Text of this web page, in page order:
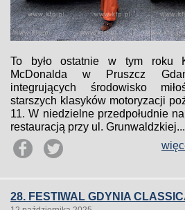
To było ostatnie w tym roku
McDonalda w Pruszcz
integrujących środowisko
starszych klasyków motoryzacji
11. W niedzielne przedpołudnie
restauracją przy ul. Grunwaldzkiej...
28. FESTIWAL GDYNIA